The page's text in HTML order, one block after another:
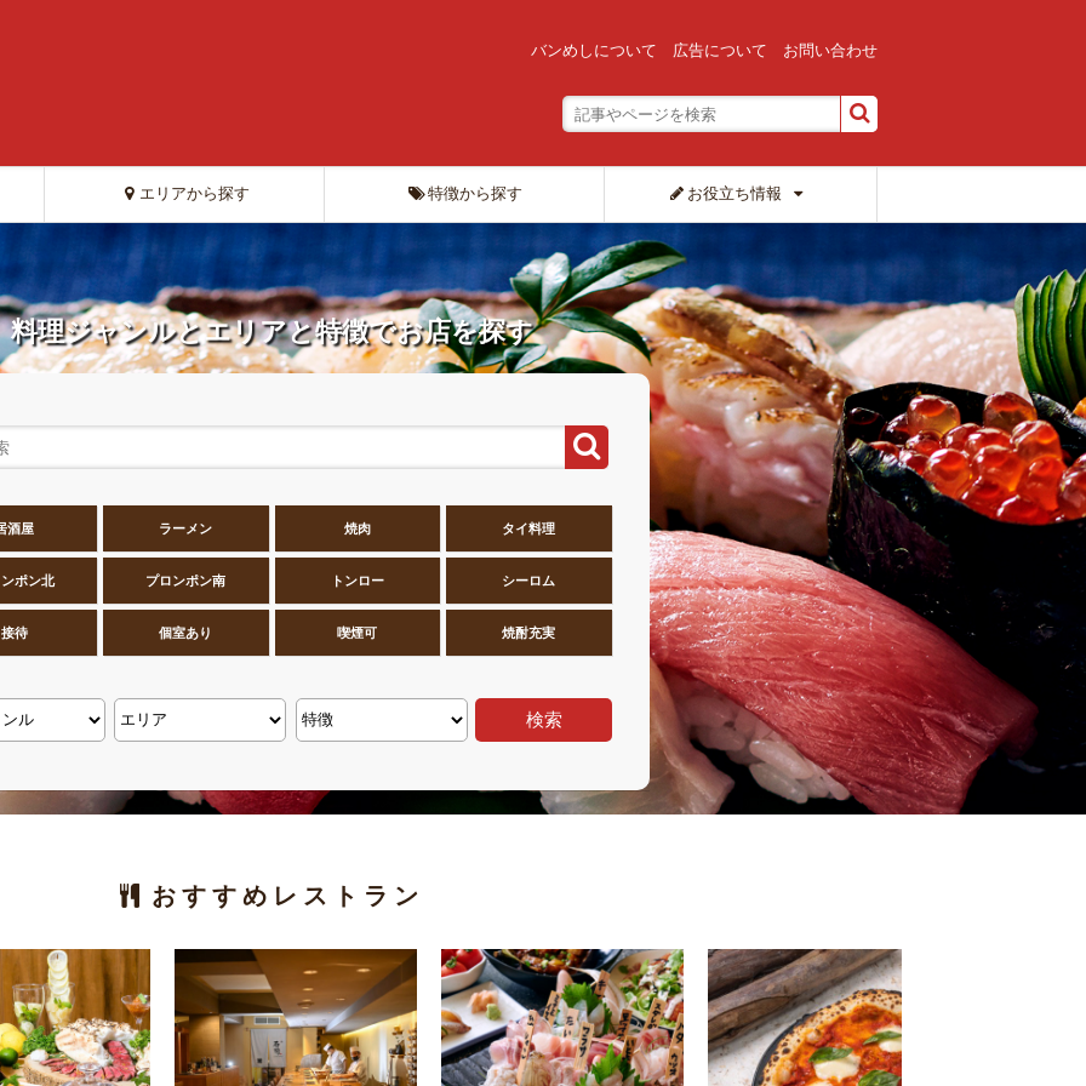
バンめしについて 広告について お問い合わせ
エリアから探す 特徴から探す お役立ち情報
料理ジャンルとエリアと特徴でお店を探す
酒屋 ラーメン 焼肉 タイ料理
ポン北 プロンポン南 トンロー シーロム
接待 個室あり 喫煙可 焼酎充実
検索
おすすめレストラン